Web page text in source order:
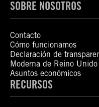
SOBRE NOSOTROS
Contacto
Cómo funcionamos
Declaración de
Moderna de Reino Unido
Asuntos económicos
RECURSOS